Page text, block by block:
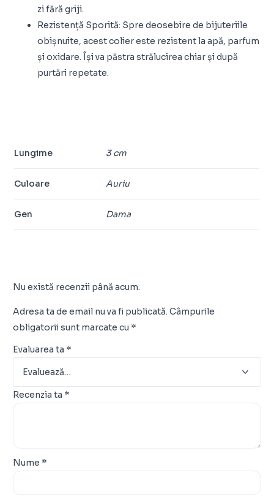
zi fără griji.
Rezistență Sporită: Spre deosebire de bijuteriile
obișnuite, acest colier este rezistent la apă, parfum
și oxidare. Își va păstra strălucirea chiar și după
purtări repetate.
Lungime 3 cm
Culoare Auriu
Gen Dama
Nu există recenzii până acum.
Adresa ta de email nu va fi publicată. Câmpurile
obligatorii sunt marcate cu *
Evaluarea ta *
Recenzia ta *
Nume *